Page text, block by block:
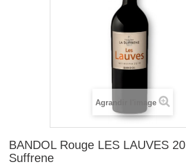
Agrandir l'image
BANDOL Rouge LES LAUVES
Suffrene